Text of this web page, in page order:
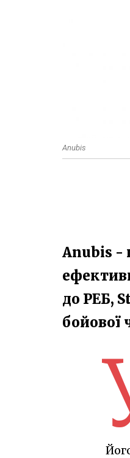
Anubis
Anubis -
до РЕБ,
бойової